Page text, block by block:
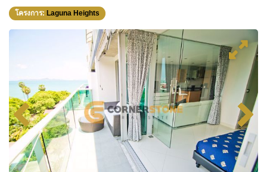
โครงการ: Laguna Heights